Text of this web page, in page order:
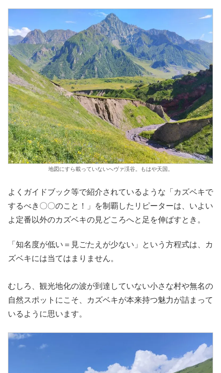
地図にすら載っていないへヴァ渓谷。もはや天国。
よくガイドブック等で紹介されているような「カズベキで
するべき〇〇のこと！」を制覇したリピーターは、いよい
よ定番以外のカズベキの見どころへと足を伸ばすとき。
「知名度が低い＝見ごたえが少ない」という方程式は、カ
ズベキには当てはまりません。
むしろ、観光地化の波が到達していない小さな村や無名の
自然スポットにこそ、カズベキが本来持つ魅力が詰まって
いるように思います。